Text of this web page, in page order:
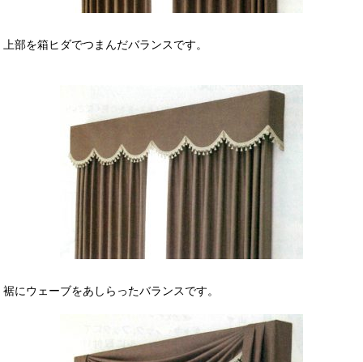
上部を箱ヒダでつまんだバランスです。
裾にウェーブをあしらったバランスです。